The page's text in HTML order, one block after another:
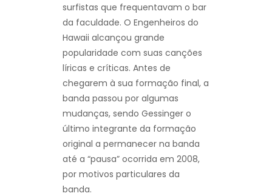
surfistas que frequentavam o bar
da faculdade. O Engenheiros do
Hawaii alcançou grande
popularidade com suas canções
líricas e críticas. Antes de
chegarem à sua formação final, a
banda passou por algumas
mudanças, sendo Gessinger o
último integrante da formação
original a permanecer na banda
até a “pausa” ocorrida em 2008,
por motivos particulares da
banda.